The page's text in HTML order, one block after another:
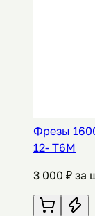
Фрезы
12- Т6М
3 000 ₽ за